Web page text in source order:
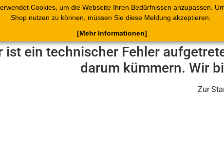
Cookies, um die Webseite Ihren Bedürfnissen anzupassen.
Shop nutzen zu können, müssen Sie diese Meldung akzeptieren.
[Mehr Informationen]
Shop Blätterkataloge Warenkorb Belege
ist ein technischer Fehler
darum kümmern. Wir
Zur